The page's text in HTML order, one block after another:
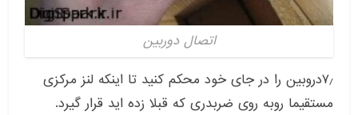
اتصال دوربین
۷٫دروبین را در جای خود محکم کنید تا اینکه لنز مرکزی
مستقیما روبه روی ضربدری که قبلا زده اید قرار گیرد.